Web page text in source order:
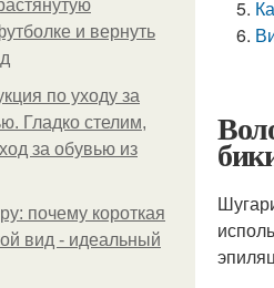
и вернуть
по уходу за
Гладко стелим,
за обувью из
почему короткая
вид - идеальный